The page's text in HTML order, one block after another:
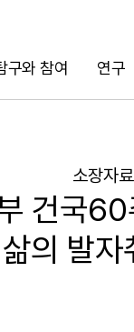
구와 참여 연구
소장자
건국60
의 발자